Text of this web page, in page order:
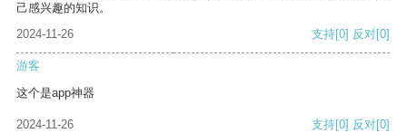
己感兴趣的知识。
2024-11-26
支持[0] 反对[0]
游客
这个是app神器
2024-11-26 支持[0] 反对[0]